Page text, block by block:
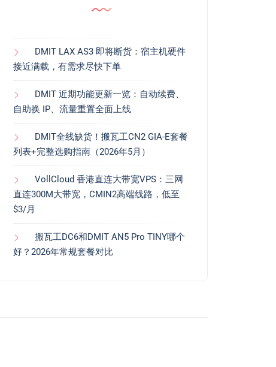
DMIT LAX AS3 即将断货：宿主机硬件
接近满载，有需求尽快下单
DMIT 近期功能更新一览：自动续费、
自助换 IP、流量重置全面上线
DMIT全线缺货！搬瓦工CN2 GIA-E套餐
列表+完整选购指南（2026年5月）
VollCloud 香港直连大带宽VPS：三网
直连300M大带宽，CMIN2高端线路，低至
$3/月
搬瓦工DC6和DMIT AN5 Pro TINY哪个
好？2026年常规套餐对比